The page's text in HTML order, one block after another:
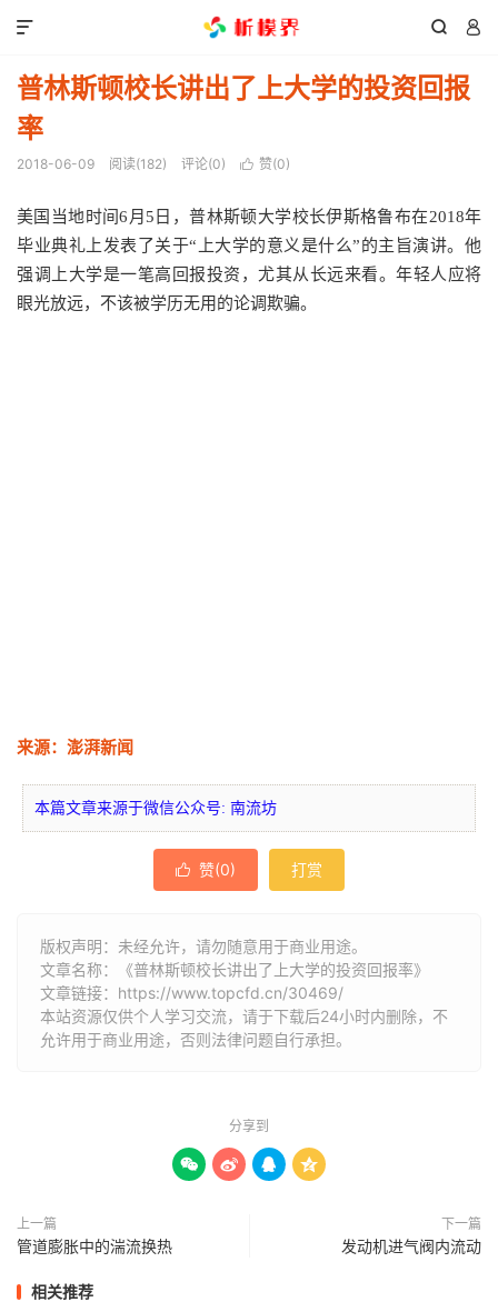
 

普林斯顿校长讲出了上大学的投资回报
率
2018-06-09 阅读(182) 评论(0)  赞(0)
美国当地时间6月5日，普林斯顿大学校长伊斯格鲁布在2018年
毕业典礼上发表了关于“上大学的意义是什么”的主旨演讲。他
强调上大学是一笔高回报投资，尤其从长远来看。年轻人应将
眼光放远，不该被学历无用的论调欺骗。
来源：澎湃新闻
本篇文章来源于微信公众号: 南流坊
 赞(0) 打赏
版权声明：未经允许，请勿随意用于商业用途。
文章名称：《普林斯顿校长讲出了上大学的投资回报率》
文章链接： https://www.topcfd.cn/30469/
本站资源仅供个人学习交流，请于下载后24小时内删除，不
允许用于商业用途，否则法律问题自行承担。
分享到
   
上一篇
管道膨胀中的湍流换热
下一篇
发动机进气阀内流动
相关推荐